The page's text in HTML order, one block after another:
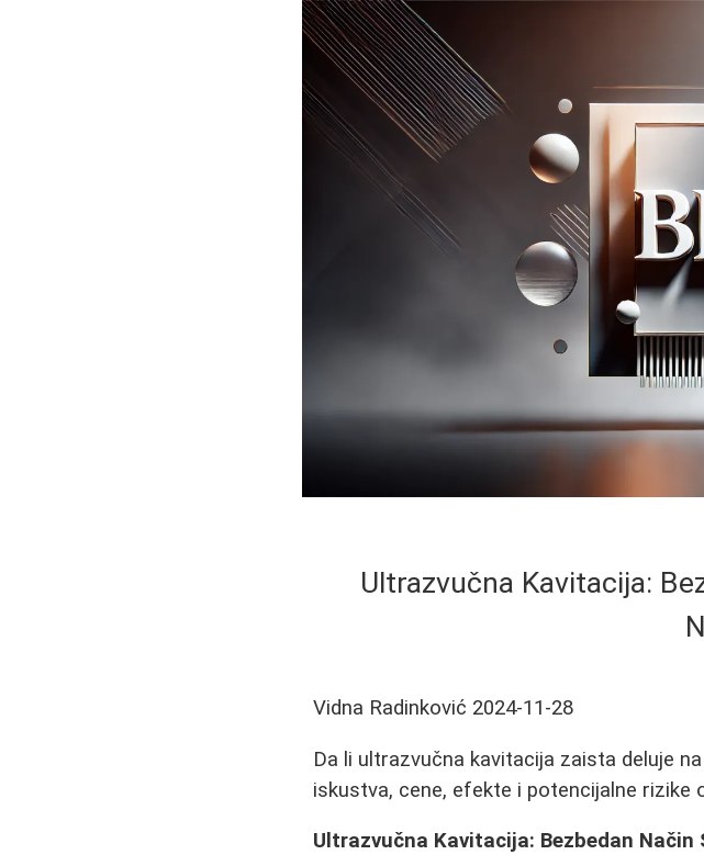
Ultrazvučna Kavitacija:
Vidna Radinković 2024-11-28
Da li ultrazvučna kavitacija zaista deluje
iskustva, cene, efekte i potencijalne rizike
Ultrazvučna Kavitacija: Bezbedan